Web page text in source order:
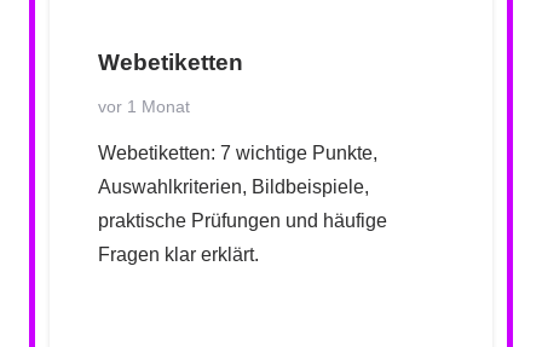
Webetiketten
vor 1 Monat
Webetiketten: 7 wichtige Punkte,
Auswahlkriterien, Bildbeispiele,
praktische Prüfungen und häufige
Fragen klar erklärt.